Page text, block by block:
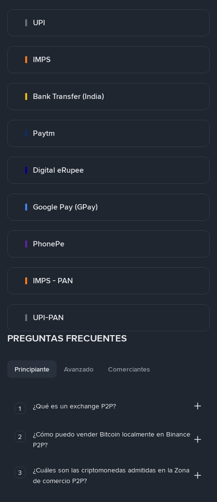
UPI
IMPS
Bank Transfer (India)
Paytm
Digital eRupee
Google Pay (GPay)
PhonePe
IMPS - PAN
UPI-PAN
PREGUNTAS FRECUENTES
Principiante Avanzado Comerciantes
1 ¿Qué es un exchange P2P?
2
¿Cómo puedo vender Bitcoin localmente en Binance
P2P?
3
¿Cuáles son las criptomonedas admitidas en la Zona
de comercio P2P?